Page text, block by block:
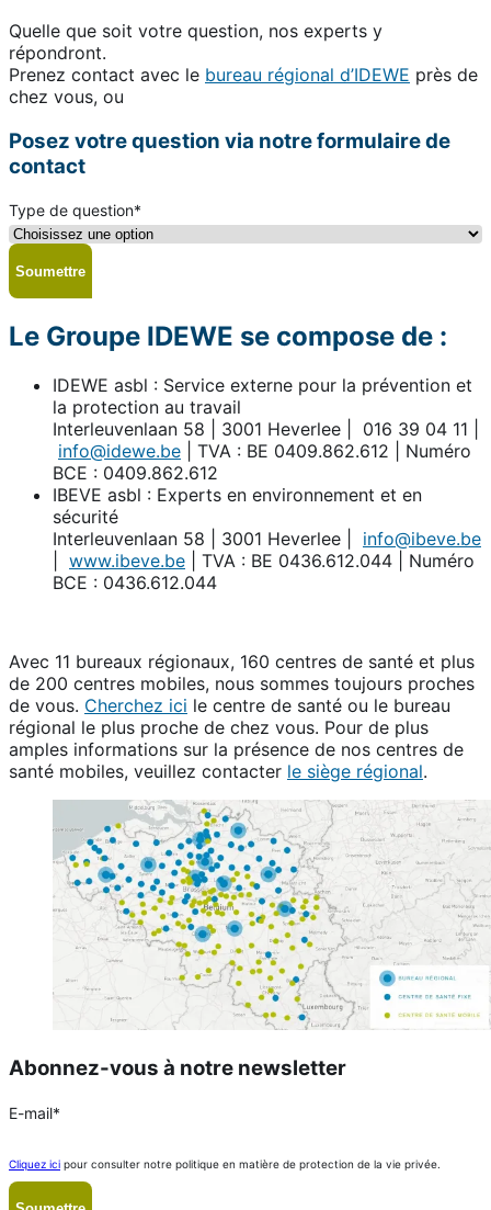
Quelle que soit votre question, nos experts y
répondront.
Prenez contact avec le bureau régional d’IDEWE près de
chez vous, ou
Posez votre question via notre formulaire de
contact
Type de question*
Le Groupe IDEWE se compose de :
IDEWE asbl : Service externe pour la prévention et
la protection au travail
Interleuvenlaan 58 | 3001 Heverlee | 016 39 04 11 |
info@idewe.be | TVA : BE 0409.862.612 | Numéro
BCE : 0409.862.612
IBEVE asbl : Experts en environnement et en
sécurité
Interleuvenlaan 58 | 3001 Heverlee | info@ibeve.be
www.ibeve.be | TVA : BE 0436.612.044 | Numéro
BCE : 0436.612.044
Avec 11 bureaux régionaux, 160 centres de santé et plus
de 200 centres mobiles, nous sommes toujours proches
de vous. Cherchez ici le centre de santé ou le bureau
régional le plus proche de chez vous. Pour de plus
amples informations sur la présence de nos centres de
santé mobiles, veuillez contacter le siège régional.
Abonnez-vous à notre newsletter
E-mail*
Cliquez ici pour consulter notre politique en matière de protection de la vie privée.